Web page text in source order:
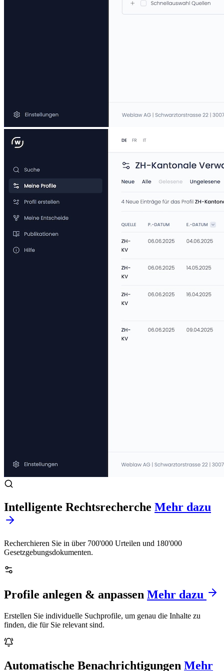
Intelligente Rechtsrecherche Mehr dazu
Recherchieren Sie in über 700'000 Urteilen und 180'000
Gesetzgebungsdokumenten.
Profile anlegen & anpassen Mehr dazu
Erstellen Sie individuelle Suchprofile, um genau die Inhalte zu
finden, die für Sie relevant sind.
Automatische Benachrichtigungen Mehr